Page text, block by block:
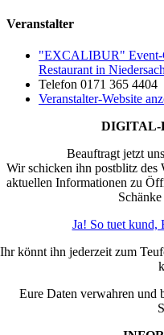
Veranstalter
"EXCALIBUR" Event-
Restaurant in
Telefon 0171 365 4404
Veranstalter-Website
DIGITAL-
Beauftragt jetzt
Wir schicken ihn postblitz des
aktuellen Informationen zu
Ja! So tuet kund,
Ihr könnt ihn jederzeit zum
Eure Daten verwahren und